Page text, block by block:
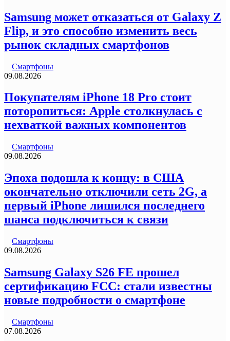
Samsung может отказаться от Galaxy Z
Flip, и это способно изменить весь
рынок складных смартфонов
Смартфоны
09.08.2026
Покупателям iPhone 18 Pro стоит
поторопиться: Apple столкнулась с
нехваткой важных компонентов
Смартфоны
09.08.2026
Эпоха подошла к концу: в США
окончательно отключили сеть 2G, а
первый iPhone лишился последнего
шанса подключиться к связи
Смартфоны
09.08.2026
Samsung Galaxy S26 FE прошел
сертификацию FCC: стали известны
новые подробности о смартфоне
Смартфоны
07.08.2026